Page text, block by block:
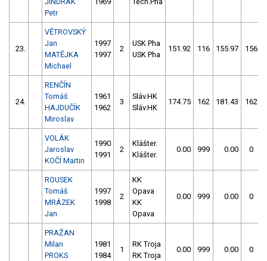
Petr
23.
VĚTROVSKÝ
Jan
MATĚJKA
Michael
1997
1997
2
USK Pha
USK Pha
151.92 116 155.97 156
24.
RENČÍN
Tomáš
HAJDUČÍK
Miroslav
1961
1962
3
Sláv.HK
Sláv.HK
174.75 162 181.43 162
VOLÁK
Jaroslav
KOČÍ Martin
1990
1991
2
Klášter.
Klášter.
0.00 999 0.00 0
ROUSEK
Tomáš
MRÁZEK
Jan
1997
1998
2
KK
Opava
KK
Opava
0.00 999 0.00 0
PRAŽAN
Milan
PROKS
1981
1984
1
RK Troja
RK Troja
0.00 999 0.00 0